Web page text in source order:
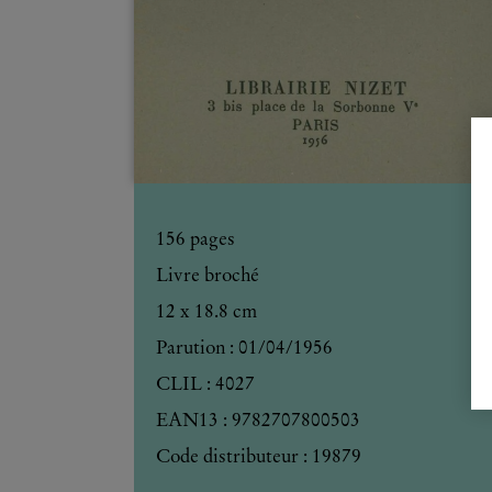
156 pages
Livre broché
12 x 18.8 cm
Parution : 01/04/1956
CLIL : 4027
EAN13 : 9782707800503
Code distributeur : 19879